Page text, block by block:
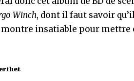
Winch, dont il faut savoir
montre insatiable pour mettre